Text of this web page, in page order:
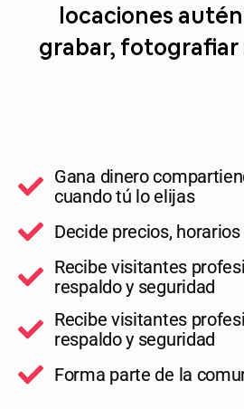
locaciones
grabar,
Gana dinero
cuando tú lo elijas
Decide precios,
Recibe visitantes
respaldo y seguridad
Recibe visitantes
respaldo y seguridad
Forma parte de la